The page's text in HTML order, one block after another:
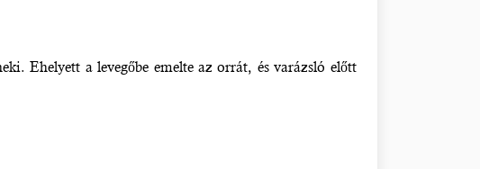
Ehelyett a levegőbe emelte az orrát, és varázsló előtt